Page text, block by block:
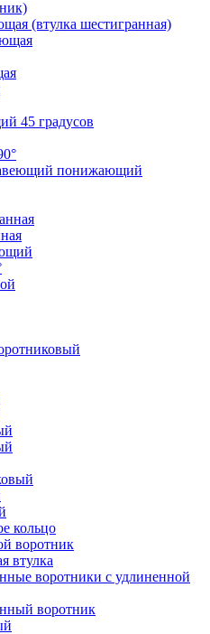
(втулка шестигранная)
45 градусов
понижающий
кольцо
воротник
втулка
воротники с удлиненной
воротник